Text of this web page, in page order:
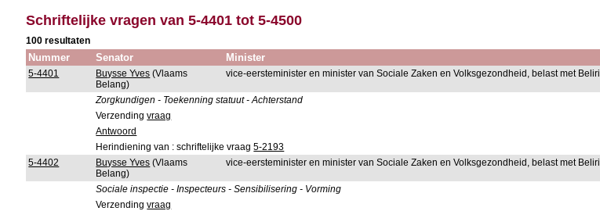
Schriftelijke vragen van 5-4401 tot 5-4500
100 resultaten
Nummer Senator Minister
5-4401 Buysse Yves (Vlaams
Belang)
vice-eersteminister en minister van Sociale Zaken en Volksgezondheid, belast met
Zorgkundigen - Toekenning statuut - Achterstand
Verzendingvraag
Antwoord
Herindiening van : schriftelijke vraag5-2193
5-4402
Buysse Yves (Vlaams
Belang)
vice-eersteminister en minister van Sociale Zaken en Volksgezondheid, belast met
Sociale inspectie - Inspecteurs - Sensibilisering - Vorming
Verzendingvraag